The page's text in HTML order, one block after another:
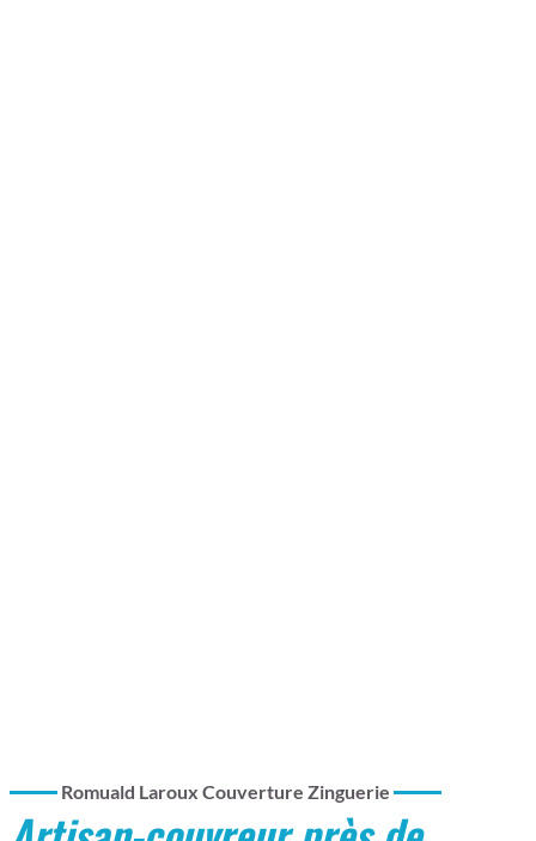
Romuald Laroux Couverture Zinguerie